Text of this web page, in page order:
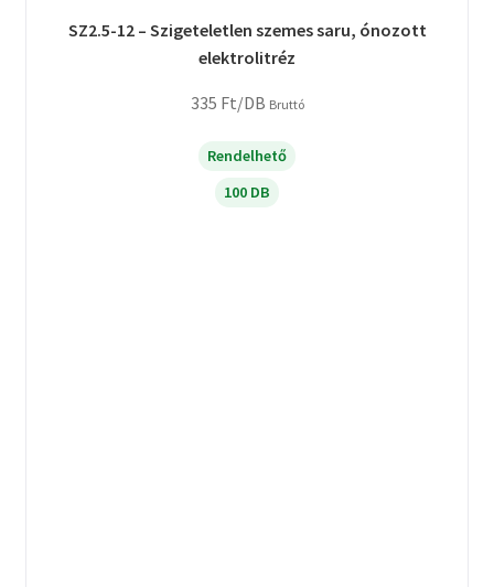
SZ2.5-12 – Szigeteletlen szemes saru, ónozott
elektrolitréz
335 Ft/DB Bruttó
Rendelhető
100 DB